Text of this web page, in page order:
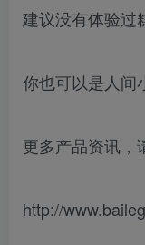
建议没有体验过
你也可以是人间
更多产品资讯，
http://